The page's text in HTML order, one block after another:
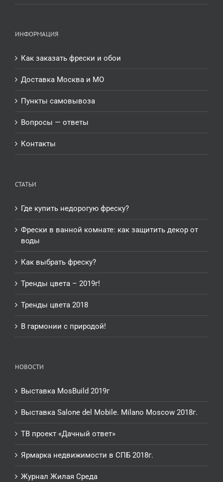
ИНФОРМАЦИЯ
Как заказать фрески и обои
Доставка Москва и МО
Пункты самовывоза
Вопросы — ответы
Контакты
СТАТЬИ
Где купить недорогую фреску?
Фрески в ванной комнате: как защитить декор от
воды
Как выбрать фреску?
Тренды цвета – 2019г!
Тренды цвета 2018
В гармонии с природой!
НОВОСТИ
Выставка MosBuild 2019г
Выставка Salone del Mobile. Milano Moscow 2018г.
ТВ проект «Дачный ответ»
Ярмарка недвижимости в СПБ 2018г.
Журнал Жилая Среда